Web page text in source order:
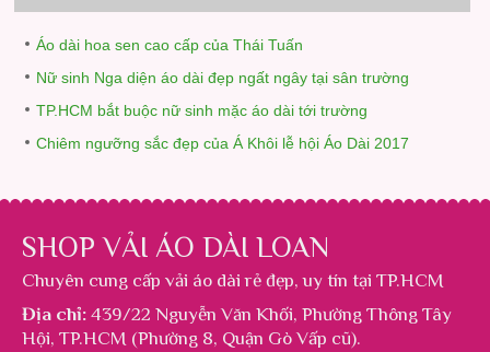
Áo dài hoa sen cao cấp của Thái Tuấn
Nữ sinh Nga diện áo dài đẹp ngất ngây tại sân trường
TP.HCM bắt buộc nữ sinh mặc áo dài tới trường
Chiêm ngưỡng sắc đẹp của Á Khôi lễ hội Áo Dài 2017
SHOP VẢI ÁO DÀI LOAN
Chuyên cung cấp vải áo dài rẻ đẹp, uy tín tại TP.HCM
Địa chỉ: 439/22 Nguyễn Văn Khối, Phường Thông Tây
Hội, TP.HCM (Phường 8, Quận Gò Vấp cũ).